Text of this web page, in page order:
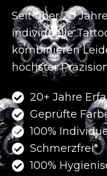
Seit über 20
individuelle
kombinieren
höchster
20+ Jahre
Geprüfte
100%
Schmerzfrei*
100%